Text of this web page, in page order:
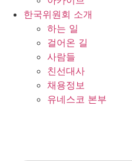
한국위원회 소개
하는 일
걸어온 길
사람들
친선대사
채용정보
유네스코 본부